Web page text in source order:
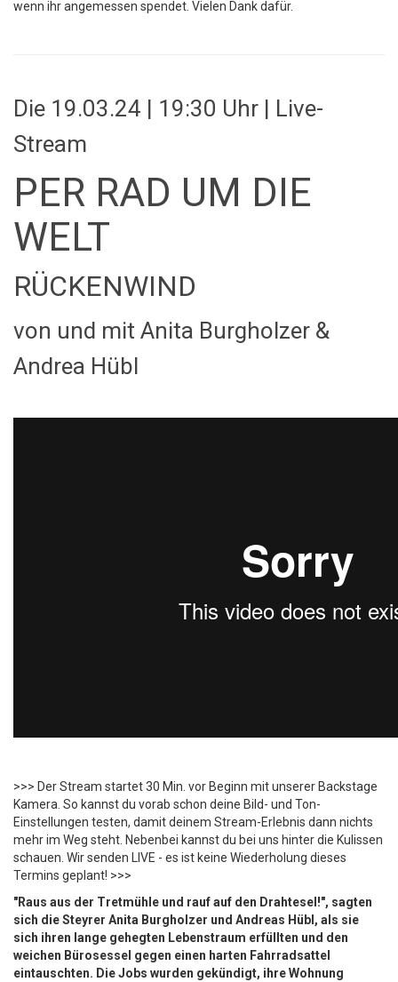
wenn ihr angemessen spendet. Vielen Dank dafür.
Die 19.03.24 | 19:30 Uhr | Live-
Stream
PER RAD UM DIE
WELT
RÜCKENWIND
von und mit Anita Burgholzer &
Andrea Hübl
>>> Der Stream startet 30 Min. vor Beginn mit unserer Backstage
Kamera. So kannst du vorab schon deine Bild- und Ton-
Einstellungen testen, damit deinem Stream-Erlebnis dann nichts
mehr im Weg steht. Nebenbei kannst du bei uns hinter die Kulissen
schauen. Wir senden LIVE - es ist keine Wiederholung dieses
Termins geplant! >>>
"Raus aus der Tretmühle und rauf auf den Drahtesel!", sagten
sich die Steyrer Anita Burgholzer und Andreas Hübl, als sie
sich ihren lange gehegten Lebenstraum erfüllten und den
weichen Bürosessel gegen einen harten Fahrradsattel
eintauschten. Die Jobs wurden gekündigt, ihre Wohnung